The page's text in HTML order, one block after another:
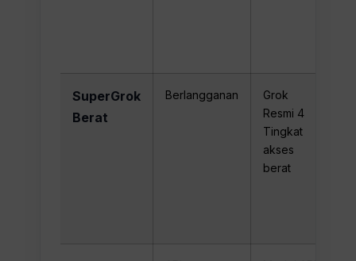
SuperGrok
Berat
Berlangganan
Grok
Resmi 4
Tingkat
akses
berat